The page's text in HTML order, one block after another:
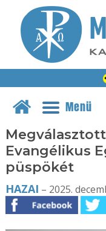
Menü
Evangélikus
püspökét
HAZAI – 2025.